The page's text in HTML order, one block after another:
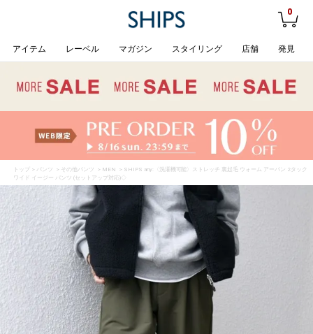
0
アイテム レーベル マガジン スタイリング 店舗 発見
トップ > パンツ > その他パンツ > MEN > SHIPS any:〈洗濯機可能〉ストレッチ 裏起毛 ウォーム アーバン 2タック
ワイド イージー パンツ (セットアップ対応)◇